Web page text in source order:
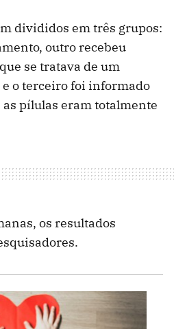
divididos em três grupos:
outro recebeu
se tratava de um
o terceiro foi informado
pílulas eram totalmente
os resultados